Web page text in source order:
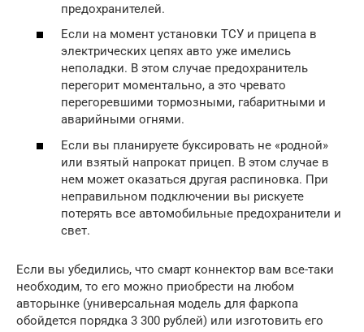
предохранителей.
Если на момент установки ТСУ и прицепа в
электрических цепях авто уже имелись
неполадки. В этом случае предохранитель
перегорит моментально, а это чревато
перегоревшими тормозными, габаритными и
аварийными огнями.
Если вы планируете буксировать не «родной»
или взятый напрокат прицеп. В этом случае в
нем может оказаться другая распиновка. При
неправильном подключении вы рискуете
потерять все автомобильные предохранители и
свет.
Если вы убедились, что смарт коннектор вам все-таки
необходим, то его можно приобрести на любом
авторынке (универсальная модель для фаркопа
обойдется порядка 3 300 рублей) или изготовить его